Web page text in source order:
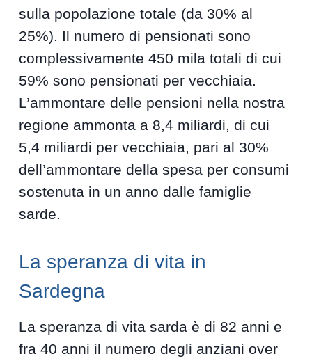
sulla popolazione totale (da 30% al
25%). Il numero di pensionati sono
complessivamente 450 mila totali di cui
59% sono pensionati per vecchiaia.
L’ammontare delle pensioni nella nostra
regione ammonta a 8,4 miliardi, di cui
5,4 miliardi per vecchiaia, pari al 30%
dell’ammontare della spesa per consumi
sostenuta in un anno dalle famiglie
sarde.
La speranza di vita in
Sardegna
La speranza di vita sarda è di 82 anni e
fra 40 anni il numero degli anziani over